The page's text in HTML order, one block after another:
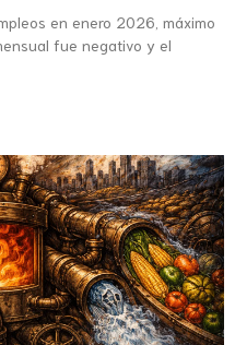
en enero 2026, máximo
fue negativo y el